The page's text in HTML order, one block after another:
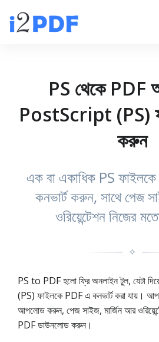
PS থেকে PDF
PostScript (PS)
করুন
এক বা একাধিক PS
কনভার্ট করুন, সাথে পেজ
ওরিয়েন্টেশন নিজের
✧
PS to PDF হলো ফ্রি অনলাইন টুল, যেটা
(PS) ফাইলকে PDF এ কনভার্ট করা যায়।
আপলোড করুন, পেজ সাইজ, মার্জিন আর
PDF ডাউনলোড করুন।